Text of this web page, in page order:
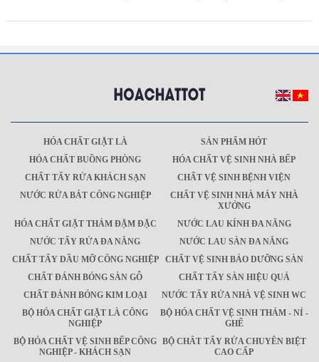
HÓA CHẤT GIẶT LÀ
SẢN PHẨM HÓT
HÓA CHẤT BUỒNG PHÒNG
HÓA CHẤT VỆ SINH NHÀ BẾP
CHẤT TẨY RỬA KHÁCH SẠN
CHẤT VỆ SINH BỆNH VIỆN
NƯỚC RỬA BÁT CÔNG NGHIỆP
CHẤT VỆ SINH NHÀ MÁY NHÀ
XƯỞNG
HÓA CHẤT GIẶT THẢM ĐẬM ĐẶC
NƯỚC LAU KÍNH ĐA NĂNG
NƯỚC TẨY RỬA ĐA NĂNG
NƯỚC LAU SÀN ĐA NĂNG
CHẤT TẨY DẦU MỠ CÔNG NGHIỆP
CHẤT VỆ SINH BẢO DƯỠNG SÀN
CHẤT ĐÁNH BÓNG SÀN GỖ
CHẤT TẨY SÀN HIỆU QUẢ
CHẤT ĐÁNH BÓNG KIM LOẠI
NƯỚC TẨY RỬA NHÀ VỆ SINH WC
BỘ HÓA CHẤT GIẶT LÀ CÔNG
NGHIỆP
BỘ HÓA CHẤT VỆ SINH THẢM - NỈ -
GHẾ
BỘ HÓA CHẤT VỆ SINH BẾP CÔNG
NGHIỆP - KHÁCH SẠN
BỘ CHÂT TẨY RỬA CHUYÊN BIỆT
CAO CẤP